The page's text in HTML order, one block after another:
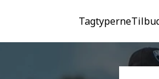
Tagtyperne